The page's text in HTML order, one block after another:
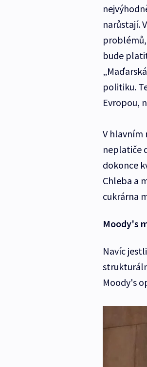
narůstají.
bude
politiku.
Evropou,
V hlavním
neplatiče
dokonce
Chleba a
cukrárna
Moody's
Navíc
Moody's